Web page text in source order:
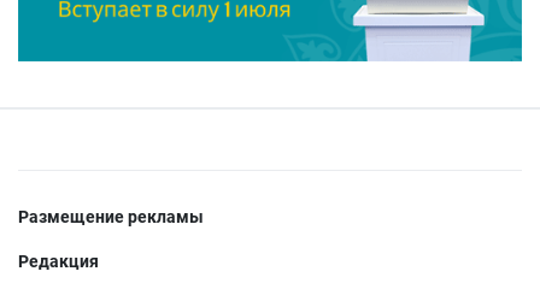
Размещение рекламы
Редакция